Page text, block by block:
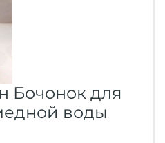
Бочонок для
воды